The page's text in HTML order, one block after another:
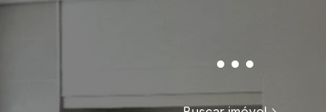
...